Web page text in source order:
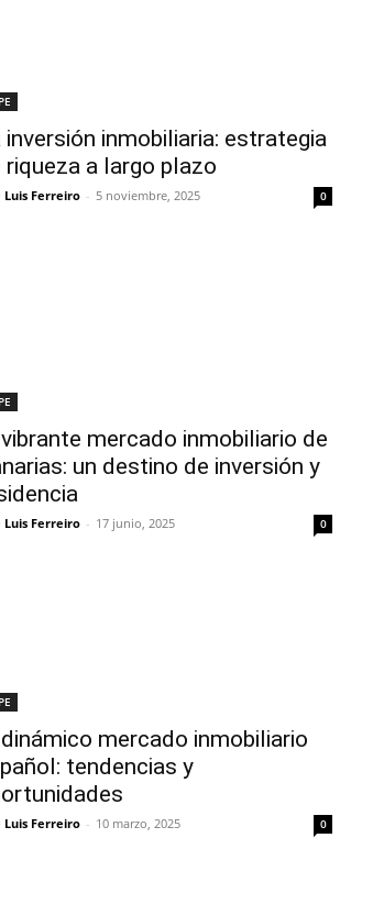
inversión inmobiliaria: estrategia
riqueza a largo plazo
Luis Ferreiro - 5 noviembre, 2025 0
mercado inmobiliario de
un destino de inversión y
Luis Ferreiro - 17 junio, 2025 0
mercado inmobiliario
tendencias y
Luis Ferreiro - 10 marzo, 2025 0